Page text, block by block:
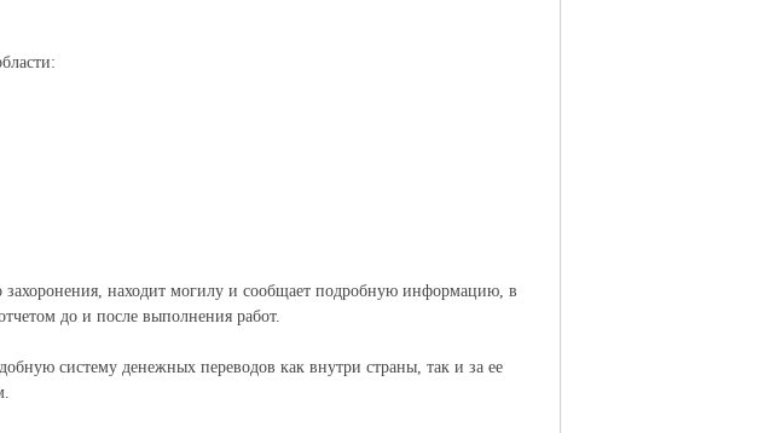
находит могилу и сообщает подробную информацию, в
до и после выполнения работ.
систему денежных переводов как внутри страны, так и за ее